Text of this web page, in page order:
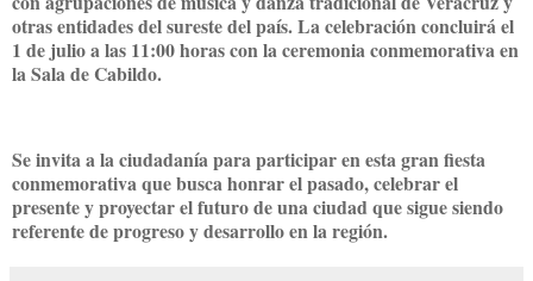
otras entidades del sureste del país. La celebración concluirá el
1 de julio a las 11:00 horas con la ceremonia conmemorativa en
la Sala de Cabildo.
Se invita a la ciudadanía para participar en esta gran fiesta
conmemorativa que busca honrar el pasado, celebrar el
presente y proyectar el futuro de una ciudad que sigue siendo
referente de progreso y desarrollo en la región.